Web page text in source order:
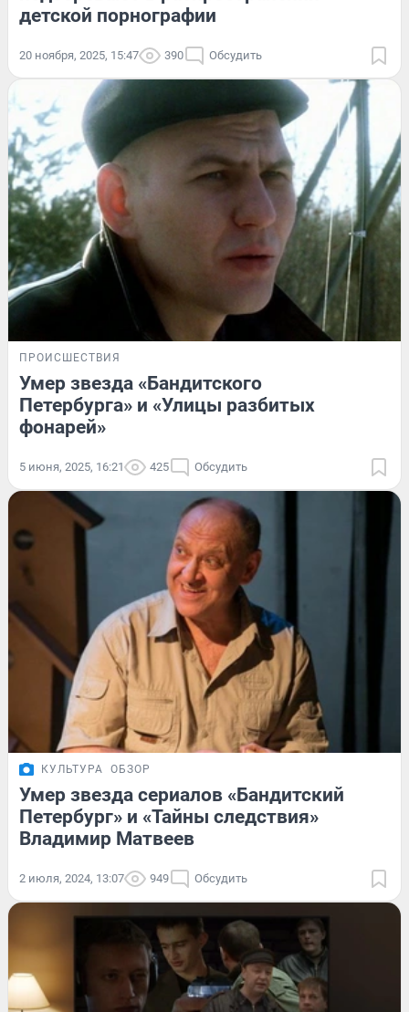
детской порнографии
20 ноября, 2025, 15:47 390 Обсудить
ПРОИСШЕСТВИЯ
Умер звезда «Бандитского
Петербурга» и «Улицы разбитых
фонарей»
5 июня, 2025, 16:21 425 Обсудить
КУЛЬТУРА ОБЗОР
Умер звезда сериалов «Бандитский
Петербург» и «Тайны следствия»
Владимир Матвеев
2 июля, 2024, 13:07 949 Обсудить